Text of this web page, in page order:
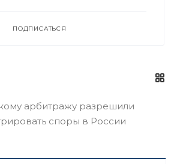
ПОДПИСАТЬСЯ